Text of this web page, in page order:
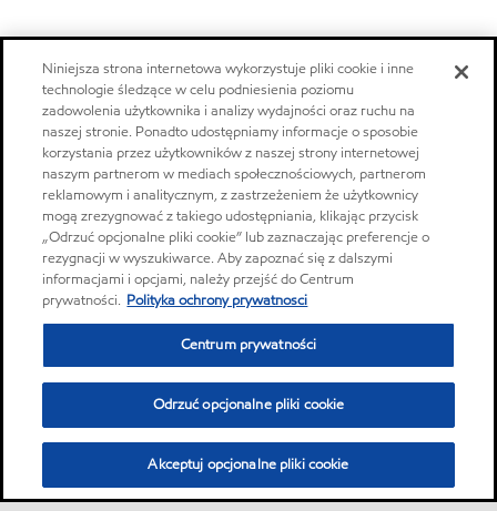
Niniejsza strona internetowa wykorzystuje pliki cookie i inne
technologie śledzące w celu podniesienia poziomu
zadowolenia użytkownika i analizy wydajności oraz ruchu na
naszej stronie. Ponadto udostępniamy informacje o sposobie
korzystania przez użytkowników z naszej strony internetowej
naszym partnerom w mediach społecznościowych, partnerom
reklamowym i analitycznym, z zastrzeżeniem że użytkownicy
mogą zrezygnować z takiego udostępniania, klikając przycisk
„Odrzuć opcjonalne pliki cookie” lub zaznaczając preferencje o
rezygnacji w wyszukiwarce. Aby zapoznać się z dalszymi
informacjami i opcjami, należy przejść do Centrum
prywatności. Polityka ochrony prywatnosci
Centrum prywatności
Odrzuć opcjonalne pliki cookie
Akceptuj opcjonalne pliki cookie